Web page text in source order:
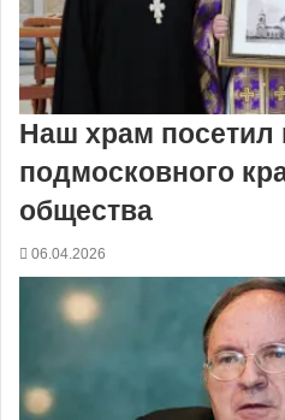
Наш храм посетил
подмосковного
общества
06.04.2026